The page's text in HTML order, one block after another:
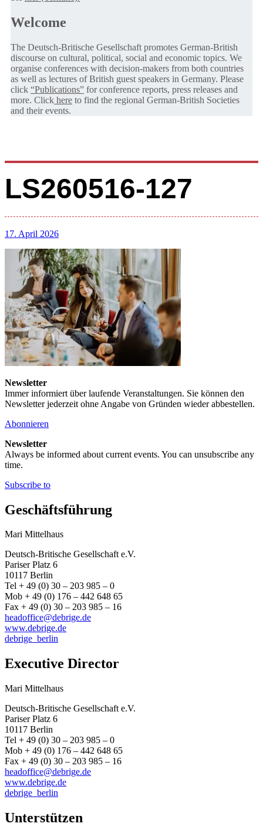
Welcome
The Deutsch-Britische Gesellschaft promotes German-British
discourse on cultural, political, social and economic topics. We
organise conferences with decision-makers from both countries
as well as lectures of British guest speakers in Germany. Please
click “Publications” for conference reports, press releases and
more. Click here to find the regional German-British Societies
and their events.
LS260516-127
17. April 2026
Newsletter
Immer informiert über laufende Veranstaltungen. Sie können den
Newsletter jederzeit ohne Angabe von Gründen wieder abbestellen.
Abonnieren
Newsletter
Always be informed about current events. You can unsubscribe any
time.
Subscribe to
Geschäftsführung
Mari Mittelhaus
Deutsch-Britische Gesellschaft e.V.
Pariser Platz 6
10117 Berlin
Tel + 49 (0) 30 – 203 985 – 0
Mob + 49 (0) 176 – 442 648 65
Fax + 49 (0) 30 – 203 985 – 16
headoffice@debrige.de
www.debrige.de
debrige_berlin
Executive Director
Mari Mittelhaus
Deutsch-Britische Gesellschaft e.V.
Pariser Platz 6
10117 Berlin
Tel + 49 (0) 30 – 203 985 – 0
Mob + 49 (0) 176 – 442 648 65
Fax + 49 (0) 30 – 203 985 – 16
headoffice@debrige.de
www.debrige.de
debrige_berlin
Unterstützen